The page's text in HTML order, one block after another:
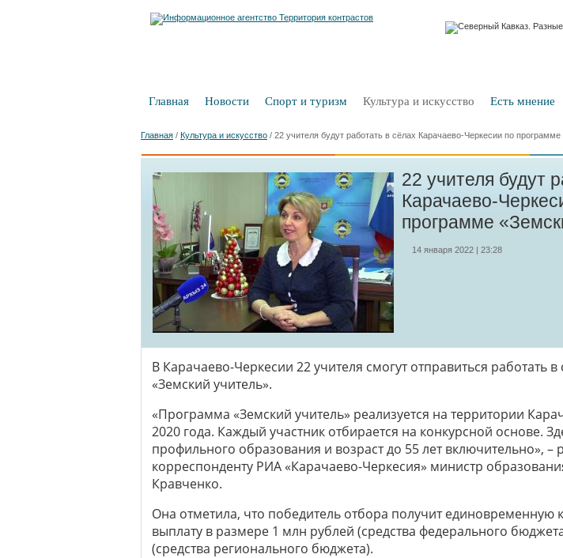
Главная Новости Спорт и туризм Культура и искусство Есть мнение
Главная / Культура и искусство / 22 учителя будут работать в сёлах Карачаево-Черкесии по
22 учителя будут
Карачаево-
программе
14 января 2022 | 23:28
В Карачаево-Черкесии 22 учителя смогут отправиться работать
«Земский учитель».
«Программа «Земский учитель» реализуется на территории
2020 года. Каждый участник отбирается на конкурсной основе.
профильного образования и возраст до 55 лет включительно», –
корреспонденту РИА «Карачаево-Черкесия» министр
Кравченко.
Она отметила, что победитель отбора получит
выплату в размере 1 млн рублей (средства федерального
(средства регионального бюджета).